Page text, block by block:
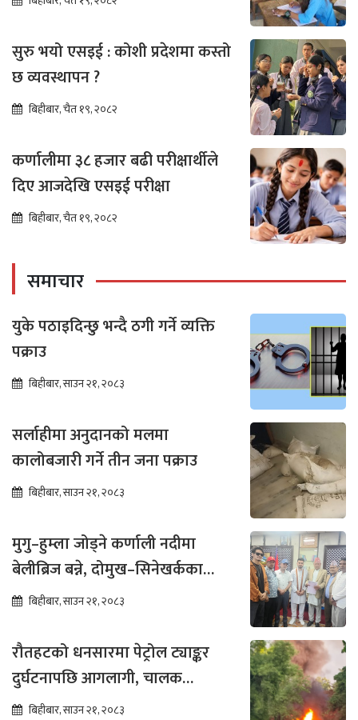
सुरु भयो एसइई : कोशी प्रदेशमा कस्तो
छ व्यवस्थापन ?
बिहीबार, चैत १९, २०८२
कर्णालीमा ३८ हजार बढी परीक्षार्थीले
दिए आजदेखि एसइई परीक्षा
बिहीबार, चैत १९, २०८२
समाचार
युके पठाइदिन्छु भन्दै ठगी गर्ने व्यक्ति
पक्राउ
बिहीबार, साउन २१, २०८३
सर्लाहीमा अनुदानको मलमा
कालोबजारी गर्ने तीन जना पक्राउ
बिहीबार, साउन २१, २०८३
मुगु–हुम्ला जोड्ने कर्णाली नदीमा
बेलीब्रिज बन्ने, दोमुख–सिनेखर्कका
बासिन्दामा उत्साह
बिहीबार, साउन २१, २०८३
रौतहटको धनसारमा पेट्रोल ट्याङ्कर
दुर्घटनापछि आगलागी, चालक
नियन्त्रणमा
बिहीबार, साउन २१, २०८३